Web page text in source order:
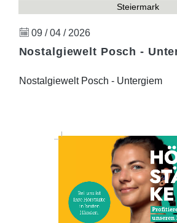
Steiermark
09 / 04 / 2026
Nostalgiewelt Posch -
Nostalgiewelt Posch - Untergiem